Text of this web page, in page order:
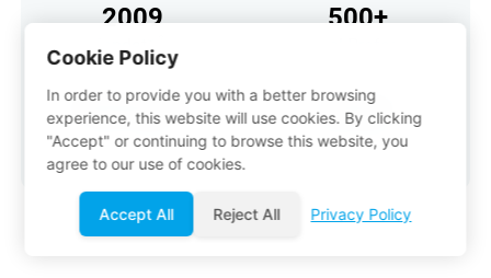
2009
Fondată În
500+
30000m²+
Zona Fabricii
2000+
Cazul Proiectului
Cookie Policy
In order to provide you with a better browsing
experience, this website will use cookies. By clicking
"Accept" or continuing to browse this website, you
agree to our use of cookies.
Accept All Reject All Privacy Policy